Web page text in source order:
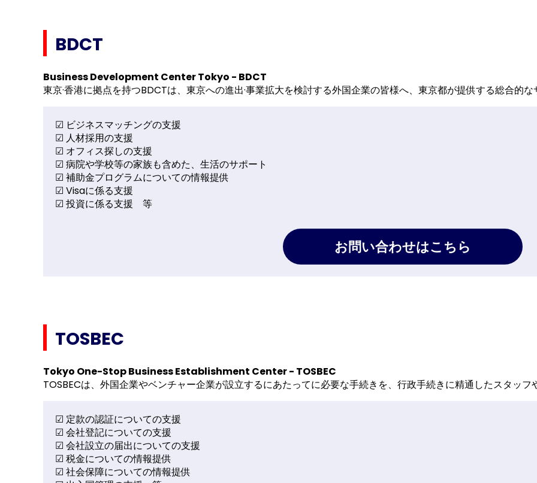
BDCT
Business Development Center Tokyo - BDCT
東京·香港に拠点を持つBDCTは、東京への進出·事業拡大を検討する外国企業の皆様へ、東京都が提供する総合的な
☑ ビジネスマッチングの支援
☑ 人材採用の支援
☑ オフィス探しの支援
☑ 病院や学校等の家族も含めた、生活のサポート
☑ 補助金プログラムについての情報提供
☑ Visaに係る支援
☑ 投資に係る支援 等
お問い合わせはこちら
TOSBEC
Tokyo One-Stop Business Establishment Center - TOSBEC
TOSBECは、外国企業やベンチャー企業が設立するにあたってに必要な手続きを、行政手続きに精通したスタッフ
☑ 定款の認証についての支援
☑ 会社登記についての支援
☑ 会社設立の届出についての支援
☑ 税金についての情報提供
☑ 社会保障についての情報提供